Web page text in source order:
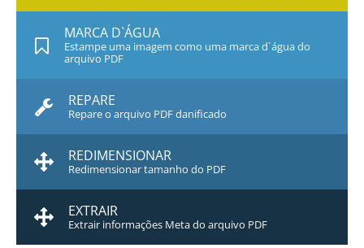
MARCA D`ÁGUA
Estampe uma imagem como uma marca d`água do
arquivo PDF
REPARE
Repare o arquivo PDF danificado
REDIMENSIONAR
Redimensionar tamanho do PDF
EXTRAIR
Extrair informações Meta do arquivo PDF